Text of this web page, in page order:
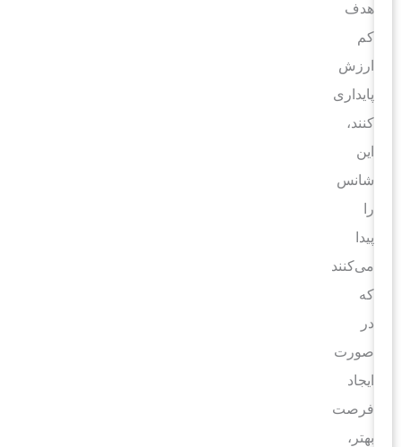
هدف
ارزش
پایداری
کنند،
شانس
می‌کنند
صورت
ایجاد
فرصت
بهتر،